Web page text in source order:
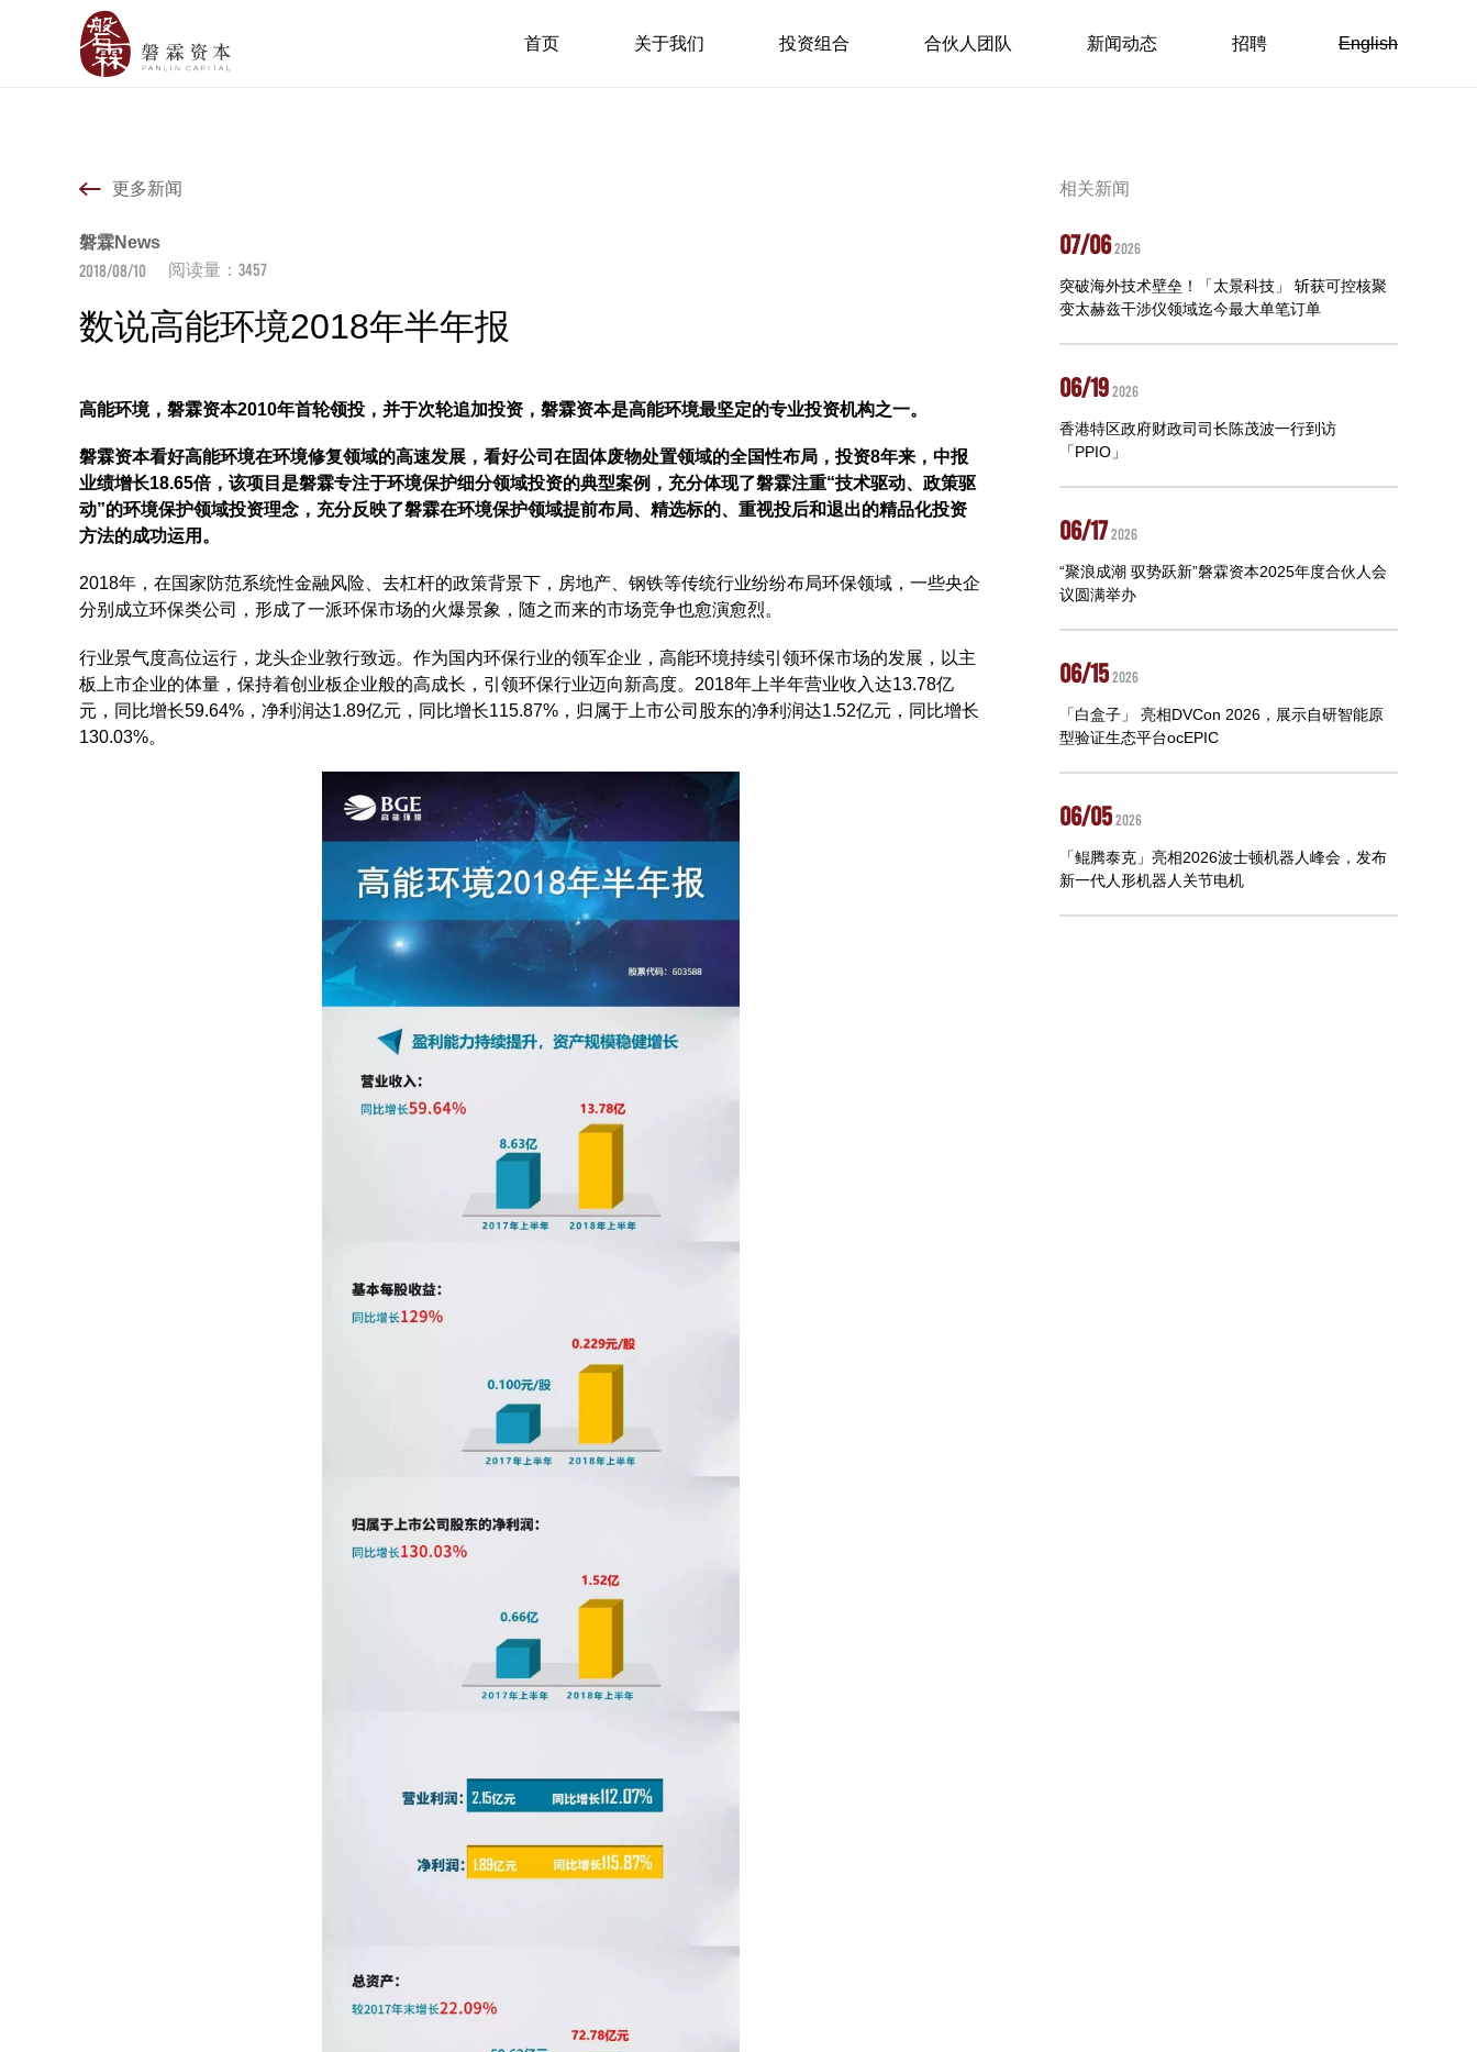
English
首页 关于我们 投资组合 合伙人团队 新闻动态 招聘
更多新闻
磐霖News
2018/08/10 阅读量： 3457
数说高能环境2018年半年报
高能环境，磐霖资本2010年首轮领投，并于次轮追加投资，磐霖资本是高能环境最坚定的专业投资机构之一。
磐霖资本看好高能环境在环境修复领域的高速发展，看好公司在固体废物处置领域的全国性布局，投资8年来，中报
业绩增长18.65倍，该项目是磐霖专注于环境保护细分领域投资的典型案例，充分体现了磐霖注重“技术驱动、政策驱
动”的环境保护领域投资理念，充分反映了磐霖在环境保护领域提前布局、精选标的、重视投后和退出的精品化投资
方法的成功运用。
2018年，在国家防范系统性金融风险、去杠杆的政策背景下，房地产、钢铁等传统行业纷纷布局环保领域，一些央企
分别成立环保类公司，形成了一派环保市场的火爆景象，随之而来的市场竞争也愈演愈烈。
行业景气度高位运行，龙头企业敦行致远。作为国内环保行业的领军企业，高能环境持续引领环保市场的发展，以主
板上市企业的体量，保持着创业板企业般的高成长，引领环保行业迈向新高度。2018年上半年营业收入达13.78亿
元，同比增长59.64%，净利润达1.89亿元，同比增长115.87%，归属于上市公司股东的净利润达1.52亿元，同比增长
130.03%。
相关新闻
07/062026
突破海外技术壁垒！「太景科技」 斩获可控核聚
变太赫兹干涉仪领域迄今最大单笔订单
06/192026
香港特区政府财政司司长陈茂波一行到访
「PPIO」
06/172026
“聚浪成潮 驭势跃新”磐霖资本2025年度合伙人会
议圆满举办
06/152026
「白盒子」 亮相DVCon 2026，展示自研智能原
型验证生态平台ocEPIC
06/052026
「鲲腾泰克」亮相2026波士顿机器人峰会，发布
新一代人形机器人关节电机